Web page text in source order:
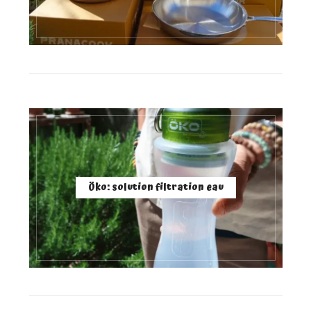
Öko: solution filtration eau